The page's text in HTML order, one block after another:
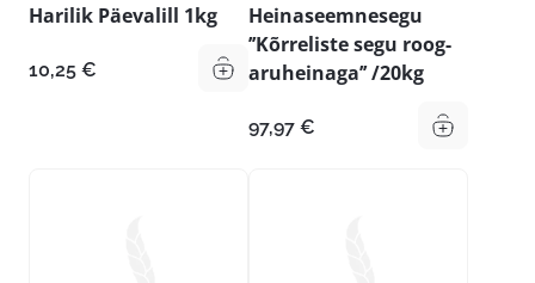
Harilik Päevalill 1kg
10,25 €
Heinaseemnesegu
’’Kõrreliste segu roog-
aruheinaga’’ /20kg
97,97 €